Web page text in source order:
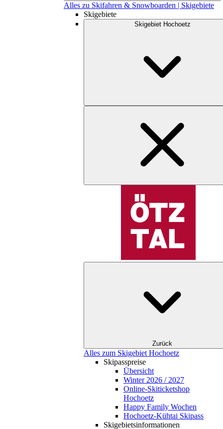
Alles zu Skifahren & Snowboarden | Skigebiete
Skigebiete
Skigebiet Hochoetz
Zurück
Alles zum Skigebiet Hochoetz
Skipasspreise
Übersicht
Winter 2026 / 2027
Online-Skiticketshop
Hochoetz
Happy Family Wochen
Hochoetz-Kühtai Skipass
Skigebietsinformationen